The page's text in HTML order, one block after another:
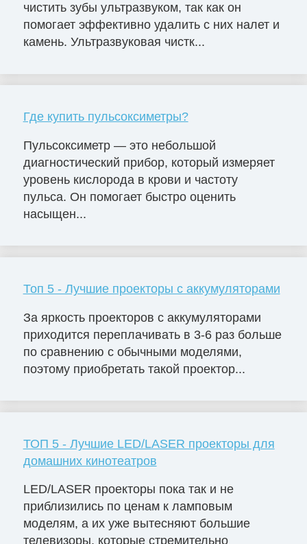
чистить зубы ультразвуком, так как он
помогает эффективно удалить с них налет и
камень. Ультразвуковая чистк...
Где купить пульсоксиметры?
Пульсоксиметр — это небольшой
диагностический прибор, который измеряет
уровень кислорода в крови и частоту
пульса. Он помогает быстро оценить
насыщен...
Топ 5 - Лучшие проекторы с аккумуляторами
За яркость проекторов с аккумуляторами
приходится переплачивать в 3-6 раз больше
по сравнению с обычными моделями,
поэтому приобретать такой проектор...
ТОП 5 - Лучшие LED/LASER проекторы для
домашних кинотеатров
LED/LASER проекторы пока так и не
приблизились по ценам к ламповым
моделям, а их уже вытесняют большие
телевизоры, которые стремительно